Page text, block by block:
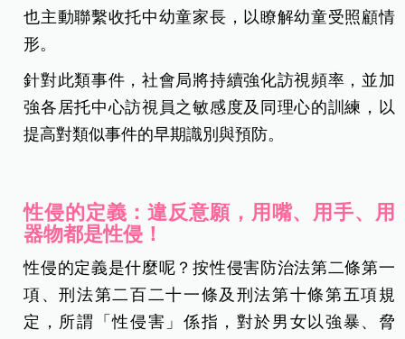
也主動聯繫收托中幼童家長，以瞭解幼童受照顧情
形。
針對此類事件，社會局將持續強化訪視頻率，並加
強各居托中心訪視員之敏感度及同理心的訓練，以
提高對類似事件的早期識別與預防。
性侵的定義：違反意願，用嘴、用手、用
器物都是性侵！
性侵的定義是什麼呢？按性侵害防治法第二條第一
項、刑法第二百二十一條及刑法第十條第五項規
定，所謂「性侵害」係指，對於男女以強暴、脅